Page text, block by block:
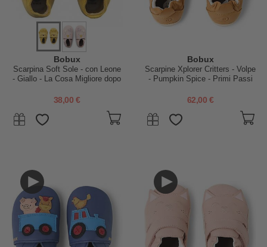
Bobux
Scarpina Soft Sole - con Leone
- Giallo - La Cosa Migliore dopo
38,00 €
Bobux
Scarpine Xplorer Critters - Volpe
- Pumpkin Spice - Primi Passi
62,00 €